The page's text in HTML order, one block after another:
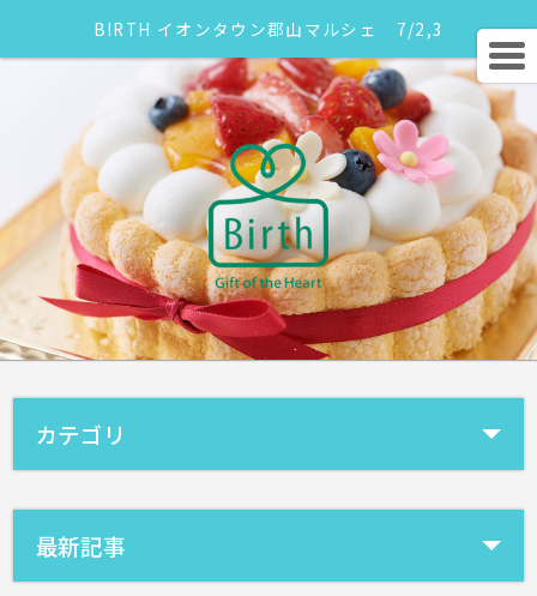
BIRTH イオンタウン郡山マルシェ 7/2,3
カテゴリ
最新記事